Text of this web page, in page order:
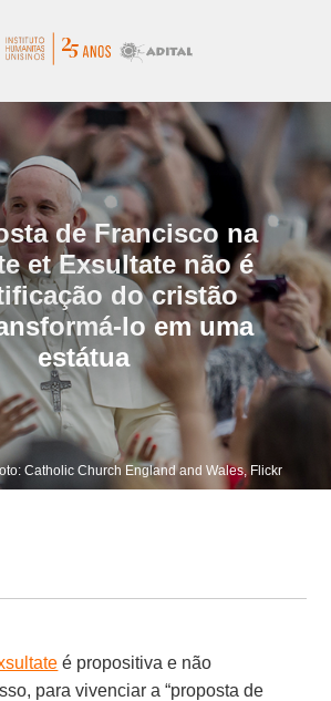
de Francisco na
et Exsultate não é
do cristão
lo em uma
estátua
Catholic Church England and Wales, Flickr
é propositiva e não
para vivenciar a “proposta de